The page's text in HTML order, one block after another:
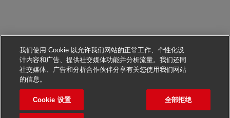
申请该职位
Ocean Freight
我们使用 Cookie 以允许我们网站的正常工作、个性化设
计内容和广告、提供社交媒体功能并分析流量。我们还同
社交媒体、广告和分析合作伙伴分享有关您使用我们网站
的信息。
Cookie 设置 全部拒绝